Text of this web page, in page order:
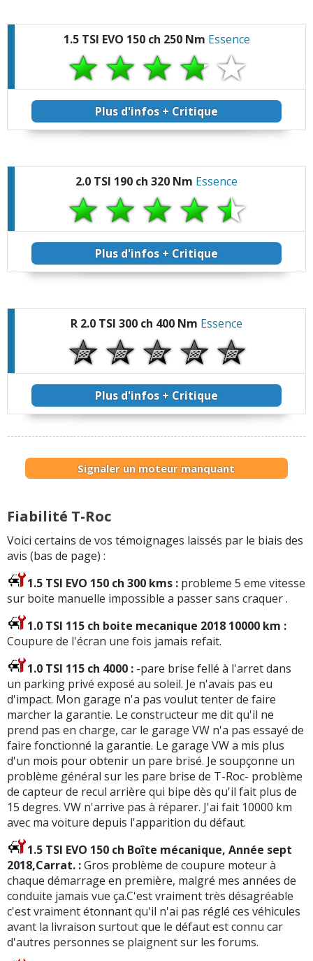
1.5 TSI EVO 150 ch 250 Nm Essence
Plus d'infos + Critique
2.0 TSI 190 ch 320 Nm Essence
Plus d'infos + Critique
R 2.0 TSI 300 ch 400 Nm Essence
Plus d'infos + Critique
Signaler un moteur manquant
Fiabilité T-Roc
Voici certains de vos témoignages laissés par le biais des
avis (bas de page) :
1.5 TSI EVO 150 ch 300 kms : probleme 5 eme vitesse
sur boite manuelle impossible a passer sans craquer .
1.0 TSI 115 ch boite mecanique 2018 10000 km :
Coupure de l'écran une fois jamais refait.
1.0 TSI 115 ch 4000 : -pare brise fellé à l'arret dans
un parking privé exposé au soleil. Je n'avais pas eu
d'impact. Mon garage n'a pas voulut tenter de faire
marcher la garantie. Le constructeur me dit qu'il ne
prend pas en charge, car le garage VW n'a pas essayé de
faire fonctionné la garantie. Le garage VW a mis plus
d'un mois pour obtenir un pare brisé. Je soupçonne un
problème général sur les pare brise de T-Roc- problème
de capteur de recul arrière qui bipe dès qu'il fait plus de
15 degres. VW n'arrive pas à réparer. J'ai fait 10000 km
avec ma voiture depuis l'apparition du défaut.
1.5 TSI EVO 150 ch Boîte mécanique, Année sept
2018,Carrat. :Gros problème de coupure moteur à
chaque démarrage en première, malgré mes années de
conduite jamais vue ça.C'est vraiment très désagréable
c'est vraiment étonnant qu'il n'ai pas réglé ces véhicules
avant la livraison surtout que le défaut est connu car
d'autres personnes se plaignent sur les forums.